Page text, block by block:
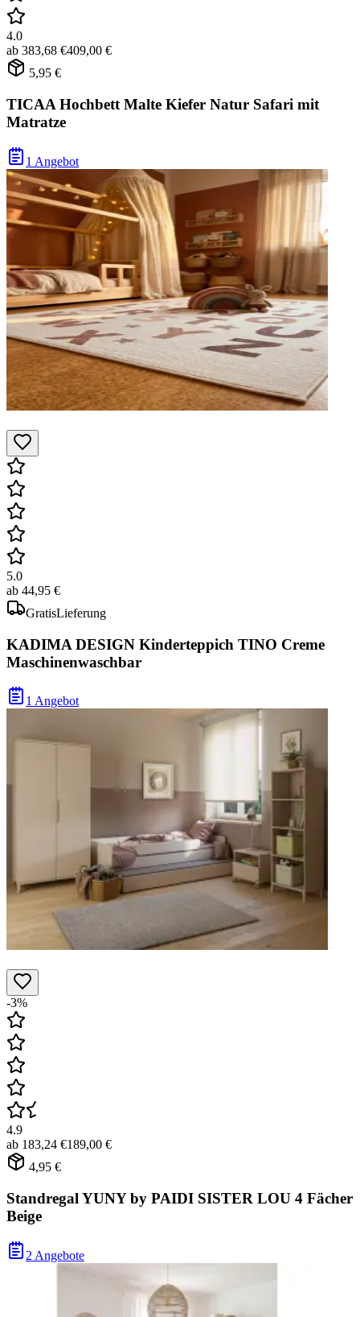
4.0
ab 383,68 €409,00 €
5,95 €
TICAA Hochbett Malte Kiefer Natur Safari mit
Matratze
1 Angebot
5.0
ab 44,95 €
GratisLieferung
KADIMA DESIGN Kinderteppich TINO Creme
Maschinenwaschbar
1 Angebot
-3%
4.9
ab 183,24 €189,00 €
4,95 €
Standregal YUNY by PAIDI SISTER LOU 4 Fächer
Beige
2 Angebote